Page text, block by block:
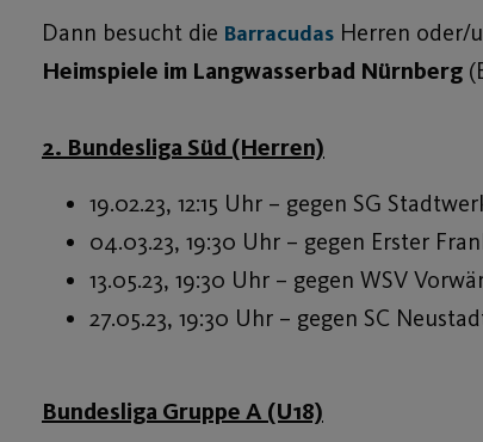
Dann besucht die Barracudas Herren oder/
Heimspiele im Langwasserbad Nürnberg
2. Bundesliga Süd (Herren)
19.02.23, 12:15 Uhr – gegen SG
04.03.23, 19:30 Uhr – gegen Erster
13.05.23, 19:30 Uhr – gegen WSV
27.05.23, 19:30 Uhr – gegen SC
Bundesliga Gruppe A (U18)